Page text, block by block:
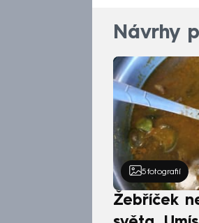
Návrhy
5 fotografií
Žebříček